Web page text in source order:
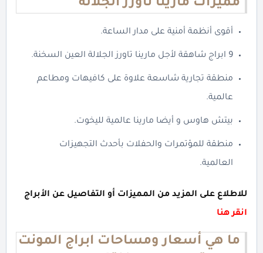
مميزات مارينا تاورز الجلاله
أقوى أنظمة أمنية على مدار الساعة.
9 ابراج شاهقة لأجل مارينا تاورز الجلالة العين السخنة.
منطقة تجارية شاسعة علاوة على كافيهات ومطاعم
عالمية.
بيتش هاوس و أيضا مارينا عالمية لليخوت.
منطقة للمؤتمرات والحفلات بأحدث التجهيزات
العالمية.
للاطلاع على المزيد من المميزات أو التفاصيل عن الأبراج
انقر هنا
ما هي أسعار ومساحات ابراج المونت